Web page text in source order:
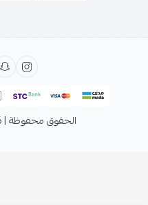
الحقوق محفوظة | 2026